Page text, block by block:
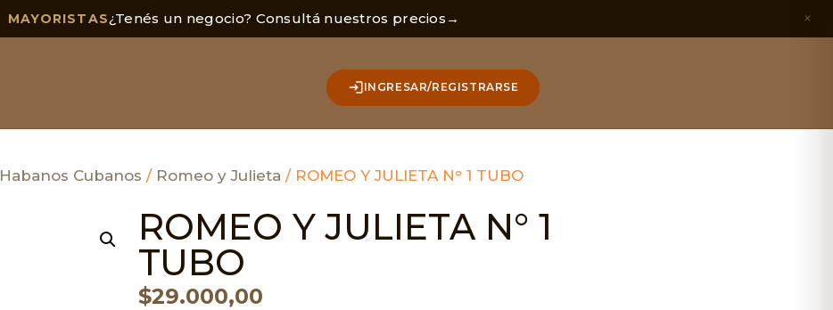
MAYORISTAS¿Tenés un negocio? Consultá nuestros precios → ×
INGRESAR/REGISTRARSE
Habanos Cubanos / Romeo y Julieta / ROMEO Y JULIETA N° 1 TUBO
ROMEO Y JULIETA N° 1
TUBO
$29.000,00